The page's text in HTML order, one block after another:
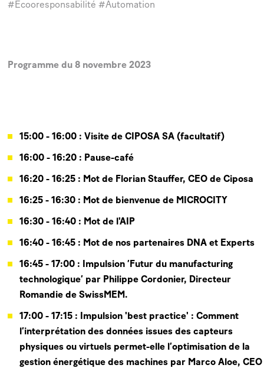
#Ecooresponsabilité #Automation
Programme du 8 novembre 2023
15:00 - 16:00 : Visite de CIPOSA SA (facultatif)
16:00 - 16:20 : Pause-café
16:20 - 16:25 : Mot de Florian Stauffer, CEO de Ciposa
16:25 - 16:30 : Mot de bienvenue de MICROCITY
16:30 - 16:40 : Mot de l'AIP
16:40 - 16:45 : Mot de nos partenaires DNA et Experts
16:45 - 17:00 : Impulsion ‘Futur du manufacturing
technologique’ par Philippe Cordonier, Directeur
Romandie de SwissMEM.
17:00 - 17:15 : Impulsion 'best practice' : Comment
l’interprétation des données issues des capteurs
physiques ou virtuels permet-elle l’optimisation de la
gestion énergétique des machines par Marco Aloe, CEO